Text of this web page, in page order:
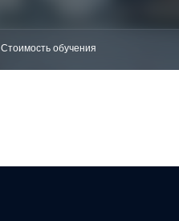
Стоимость обучения